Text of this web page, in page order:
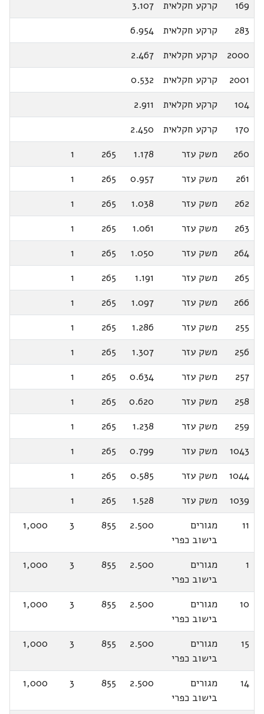
169 קרקע חקלאית
3.107
283
קרקע חקלאית
6.954
2000
קרקע חקלאית
2.467
2001
קרקע חקלאית
0.532
104
קרקע חקלאית
2.911
170
קרקע חקלאית
2.450
260
משק עזר 1.178
265
1
261
משק עזר 0.957
265
1
262
משק עזר 1.038
265
1
263
משק עזר 1.061
265
1
264
משק עזר 1.050
265
1
265
משק עזר 1.191
265
1
266
משק עזר 1.097
265
1
255
משק עזר 1.286
265
1
256
משק עזר 1.307
265
1
257
משק עזר 0.634
265
1
258
משק עזר 0.620
265
1
259
משק עזר 1.238
265
1
1043
משק עזר 0.799
265
1
1044
משק עזר 0.585
265
1
1039
משק עזר 1.528
265
1
11
מגורים
בישוב כפרי
2.500
855
3
1,000
1
מגורים
בישוב כפרי
2.500
855
3
1,000
10
מגורים
בישוב כפרי
2.500
855
3
1,000
15
מגורים
בישוב כפרי
2.500
855
3
1,000
14
מגורים
בישוב כפרי
2.500
855
3
1,000